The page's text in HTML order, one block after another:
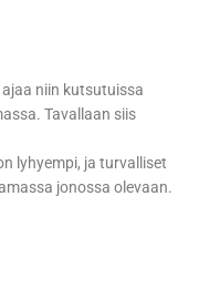
niin kutsutuissa
Tavallaan siis
lyhyempi, ja turvalliset
jonossa olevaan.